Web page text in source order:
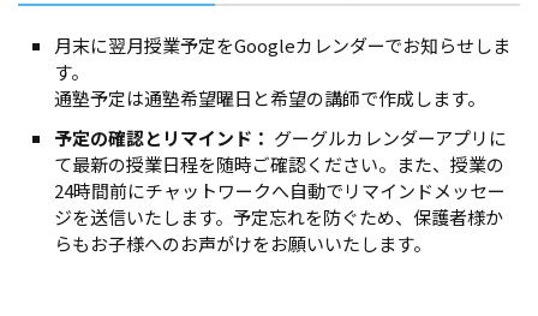
月末に翌月授業予定をGoogleカレンダーでお知らせしま
す。
通塾予定は通塾希望曜日と希望の講師で作成します。
予定の確認とリマインド： グーグルカレンダーアプリに
て最新の授業日程を随時ご確認ください。また、授業の
24時間前にチャットワークへ自動でリマインドメッセー
ジを送信いたします。予定忘れを防ぐため、保護者様か
らもお子様へのお声がけをお願いいたします。